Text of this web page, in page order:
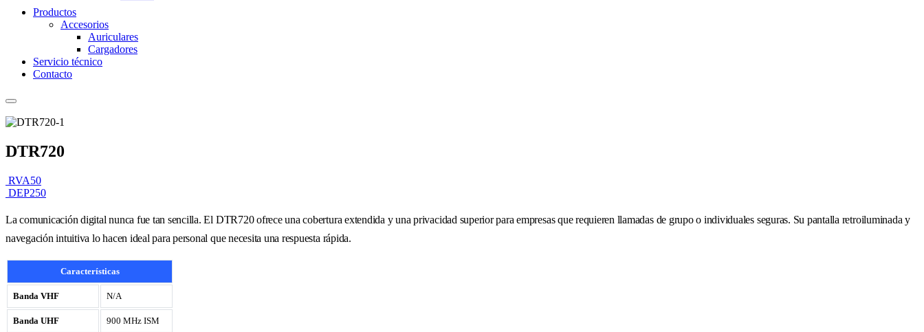
Productos
Accesorios
Auriculares
Cargadores
Servicio técnico
Contacto
DTR720
RVA50
DEP250
La comunicación digital nunca fue tan sencilla. El DTR720 ofrece una cobertura extendida y una privacidad superior para empresas que requieren llamadas de grupo o individuales seguras. Su pantalla retroiluminada y
navegación intuitiva lo hacen ideal para personal que necesita una respuesta rápida.
Características
Banda VHF N/A
Banda UHF 900 MHz ISM